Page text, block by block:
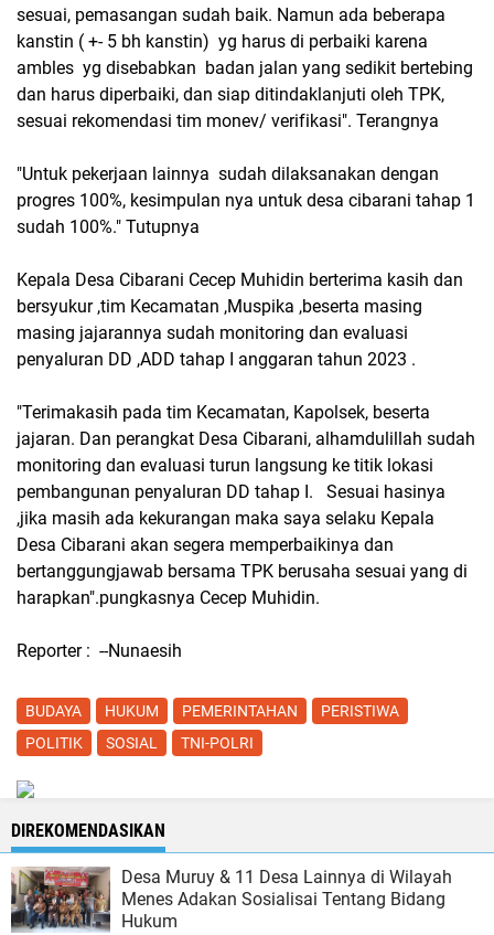
sesuai, pemasangan sudah baik. Namun ada beberapa
kanstin ( +- 5 bh kanstin) yg harus di perbaiki karena
ambles yg disebabkan badan jalan yang sedikit bertebing
dan harus diperbaiki, dan siap ditindaklanjuti oleh TPK,
sesuai rekomendasi tim monev/ verifikasi". Terangnya
"Untuk pekerjaan lainnya sudah dilaksanakan dengan
progres 100%, kesimpulan nya untuk desa cibarani tahap 1
sudah 100%." Tutupnya
Kepala Desa Cibarani Cecep Muhidin berterima kasih dan
bersyukur ,tim Kecamatan ,Muspika ,beserta masing
masing jajarannya sudah monitoring dan evaluasi
penyaluran DD ,ADD tahap I anggaran tahun 2023 .
"Terimakasih pada tim Kecamatan, Kapolsek, beserta
jajaran. Dan perangkat Desa Cibarani, alhamdulillah sudah
monitoring dan evaluasi turun langsung ke titik lokasi
pembangunan penyaluran DD tahap I. Sesuai hasinya
,jika masih ada kekurangan maka saya selaku Kepala
Desa Cibarani akan segera memperbaikinya dan
bertanggungjawab bersama TPK berusaha sesuai yang di
harapkan".pungkasnya Cecep Muhidin.
Reporter : --Nunaesih
BUDAYA HUKUM PEMERINTAHAN
PERISTIWA
POLITIK
SOSIAL TNI-POLRI
DIREKOMENDASIKAN
Desa Muruy & 11 Desa Lainnya di Wilayah
Menes Adakan Sosialisai Tentang Bidang
Hukum